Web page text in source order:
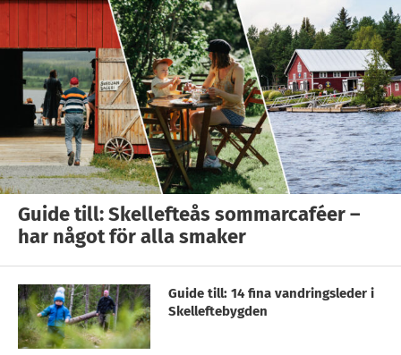
Guide till: Skellefteås sommarcaféer –
har något för alla smaker
Guide till: 14 fina vandringsleder i
Skelleftebygden